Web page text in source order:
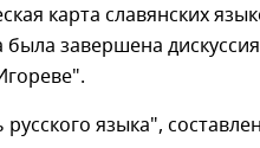
карта славянских
завершена
языка",